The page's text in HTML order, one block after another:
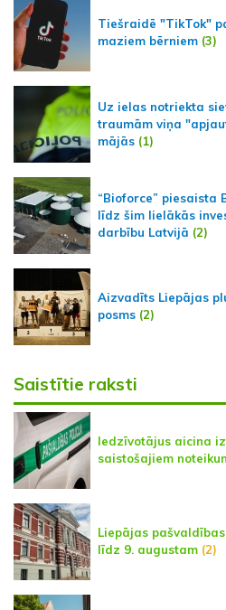
Tiešraidē "TikTok"
maziem bērniem (3)
Uz ielas notriekta
traumām viņa
mājās (1)
“Bioforce” piesaista
līdz šim lielākās
darbību Latvijā (2)
Aizvadīts Liepājas
posms (2)
Saistītie raksti
Iedzīvotājus aicina
saistošajiem
Liepājas
līdz 9. augustam (2)